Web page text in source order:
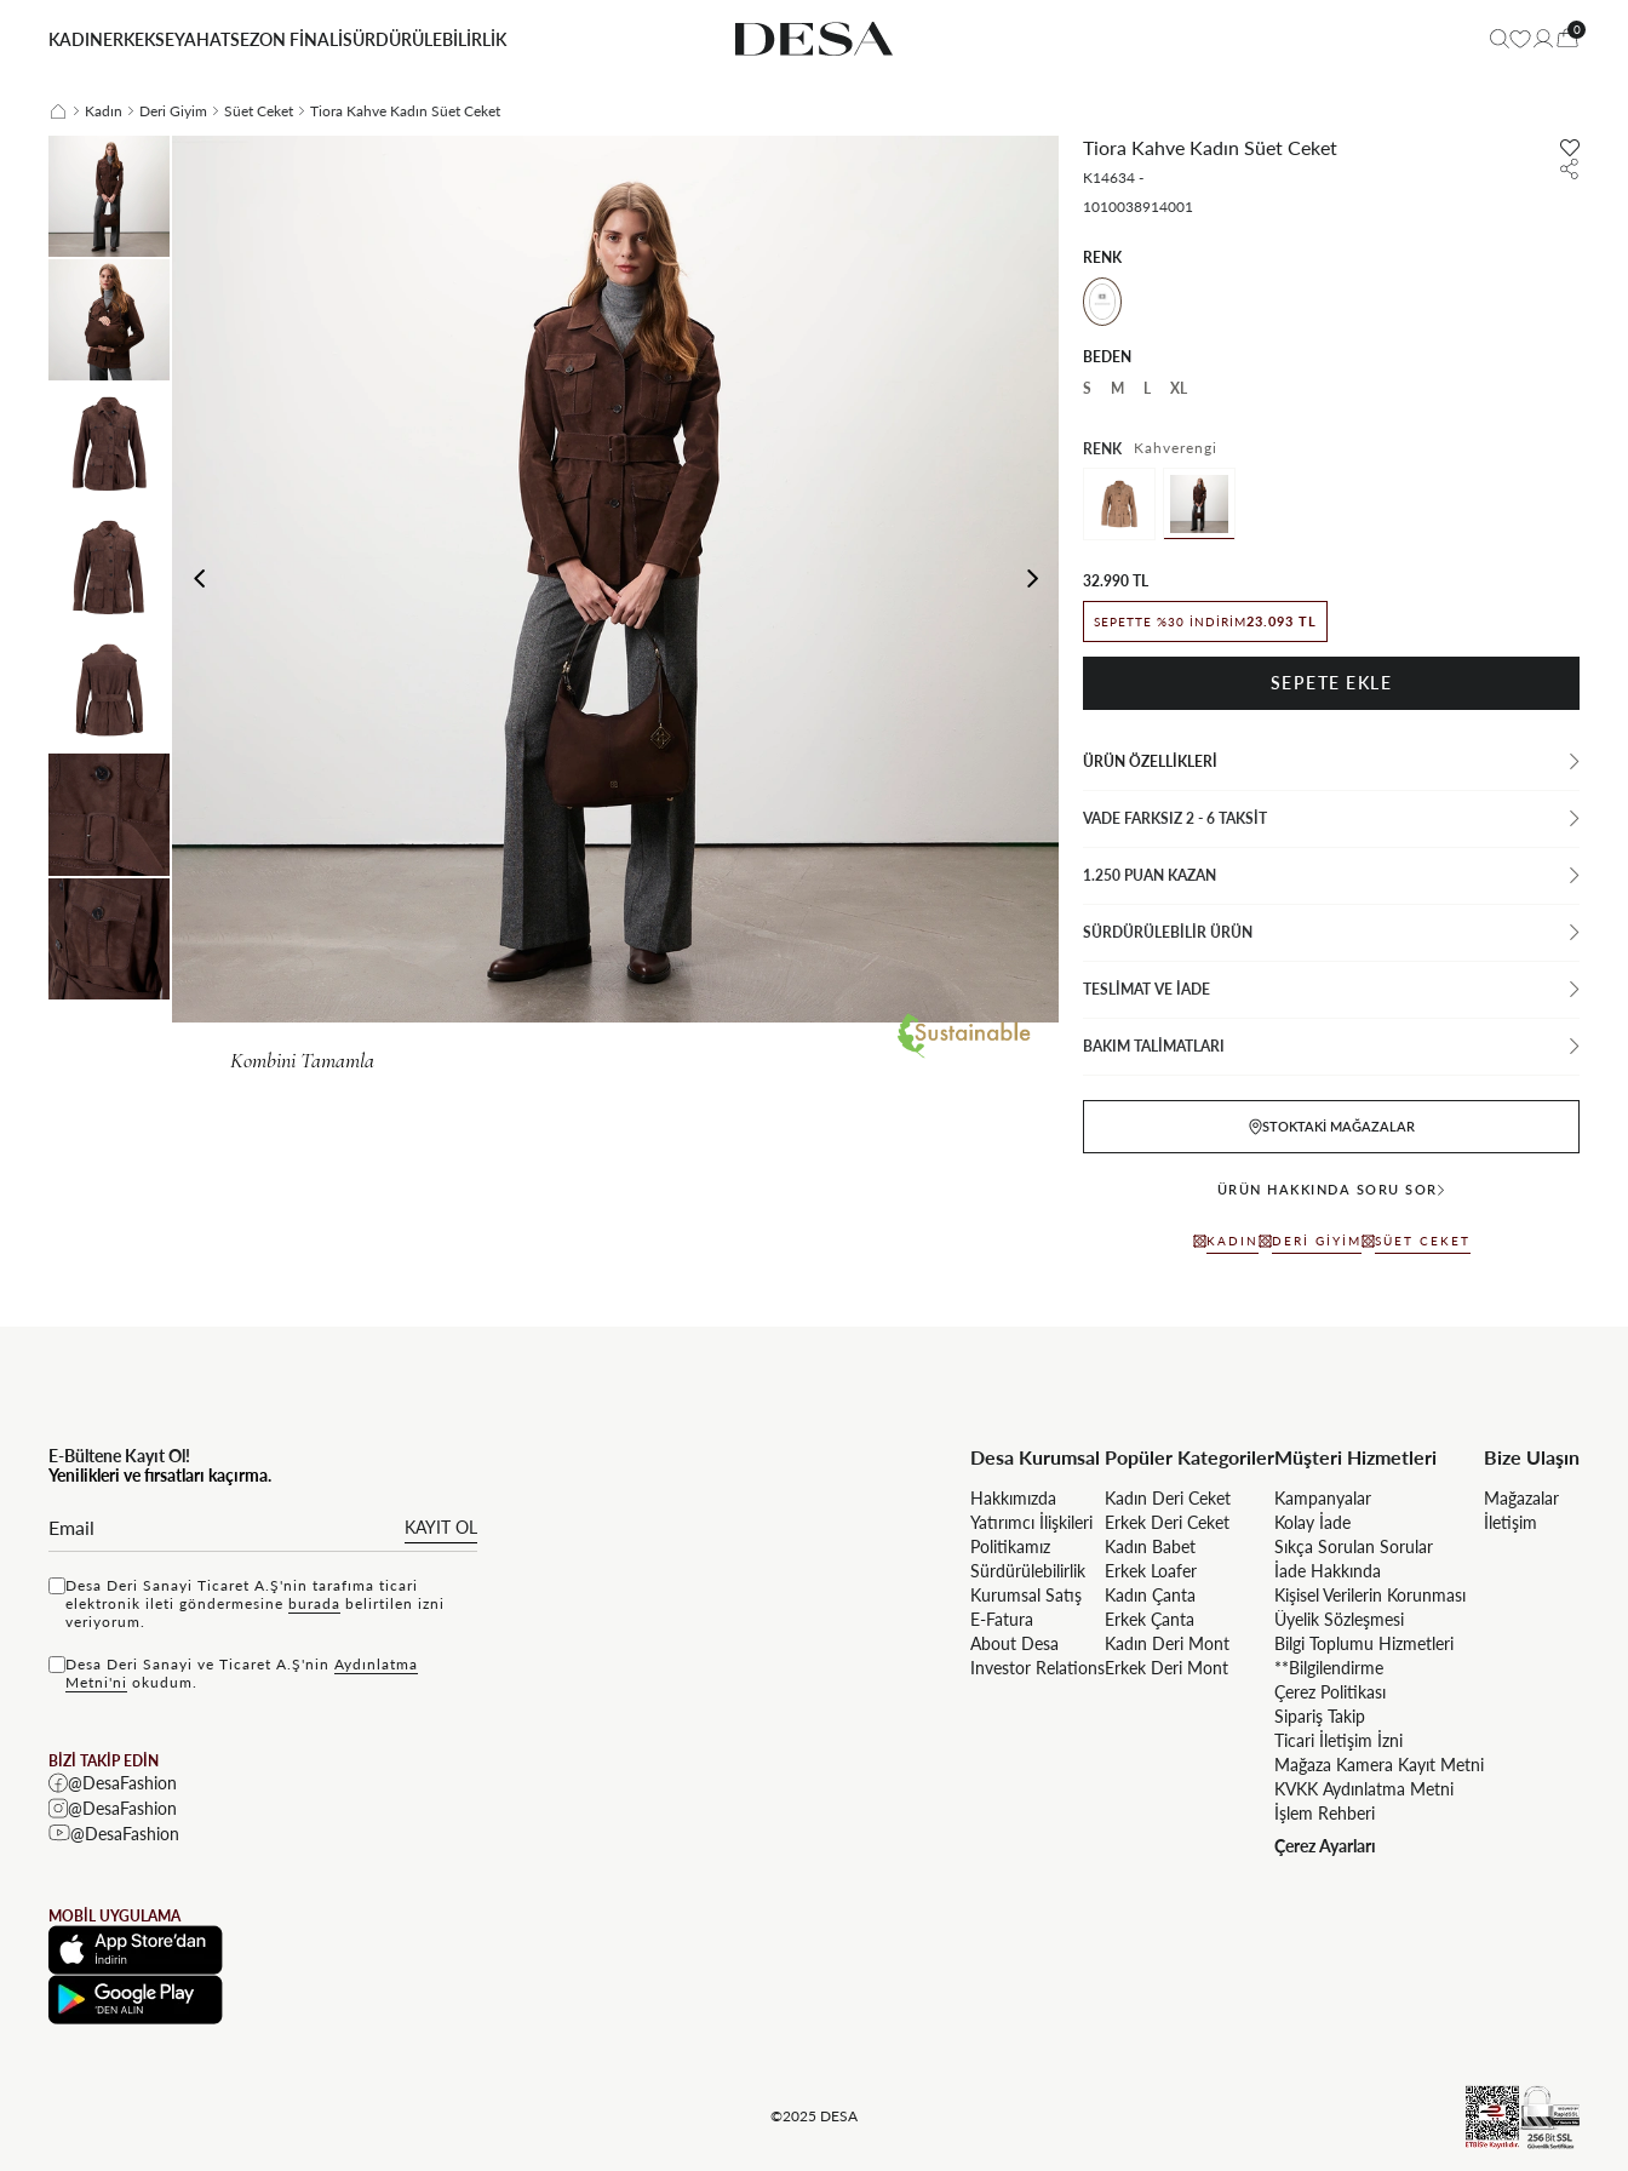
KADINERKEKSEYAHATSEZON FİNALİSÜRDÜRÜLEBİLİRLİK 0
Kadın Deri Giyim Süet Ceket Tiora Kahve Kadın Süet Ceket
Tiora Kahve Kadın Süet Ceket
K14634 -
1010038914001
RENK
BEDEN
S
M L XL
RENK Kahverengi
32.990 TL
SEPETTE %30 İNDIRIM23.093 TL
ÜRÜN ÖZELLIKLERI
VADE FARKSIZ 2 - 6 TAKSIT
1.250 PUAN KAZAN
SÜRDÜRÜLEBİLİR ÜRÜN
TESLİMAT VE İADE
BAKIM TALİMATLARI
STOKTAKI MAĞAZALAR
ÜRÜN HAKKINDA SORU SOR
KADIN DERI GIYIM SÜET CEKET
E-Bültene Kayıt Ol!
Yenilikleri ve fırsatları kaçırma.
KAYIT OL
Desa Deri Sanayi Ticaret A.Ş'nin tarafıma ticari
elektronik ileti göndermesine bu rada belirtilen izni
veriyorum.
Desa Deri Sanayi ve Ticaret A.Ş'nin Aydınlatma
Metni'ni okudum.
BİZİ TAKİP EDİN
@DesaFashion
@DesaFashion
@DesaFashion
MOBİL UYGULAMA
Desa Kurumsal
Hakkımızda
Yatırımcı İlişkileri
Politikamız
Sürdürülebilirlik
Kurumsal Satış
E-Fatura
About Desa
Investor Relations
Popüler Kategoriler
Kadın Deri Ceket
Erkek Deri Ceket
Kadın Babet
Erkek Loafer
Kadın Çanta
Erkek Çanta
Kadın Deri Mont
Erkek Deri Mont
Müşteri Hizmetleri
Kampanyalar
Kolay İade
Sıkça Sorulan Sorular
İade Hakkında
Kişisel Verilerin Korunması
Üyelik Sözleşmesi
Bilgi Toplumu Hizmetleri
**Bilgilendirme
Çerez Politikası
Sipariş Takip
Ticari İletişim İzni
Mağaza Kamera Kayıt Metni
KVKK Aydınlatma Metni
İşlem Rehberi
Çerez Ayarları
Bize Ulaşın
Mağazalar
İletişim
©2025 DESA